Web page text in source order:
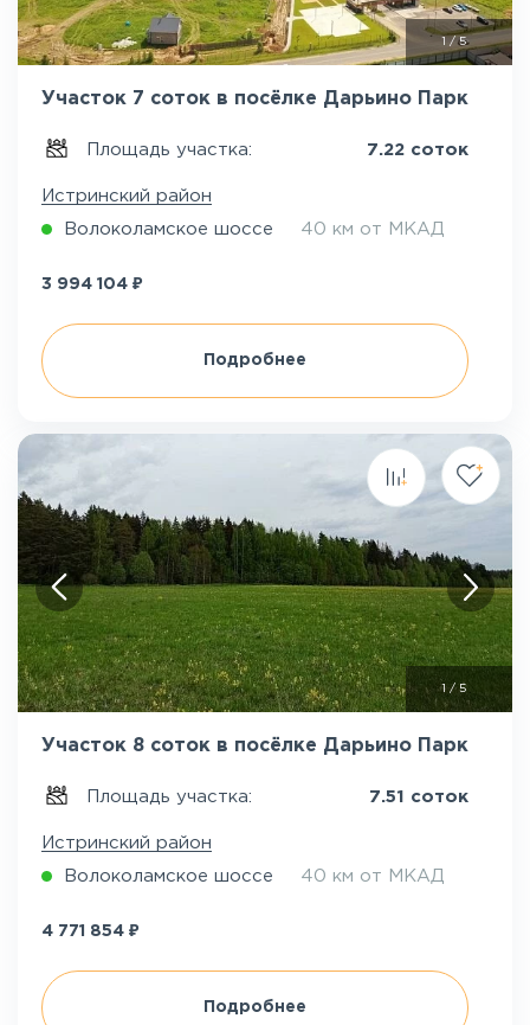
/5
Участок 7 соток в посёлке Дарьино Парк
Площадь участка: 7.22 соток
Истринский район
Волоколамское шоссе 40 км от МКАД
3 994 104 ₽
Подробнее
1 / 5
Участок 8 соток в посёлке Дарьино Парк
Площадь участка: 7.51 соток
Истринский район
Волоколамское шоссе 40 км от МКАД
4 771 854 ₽
Подробнее